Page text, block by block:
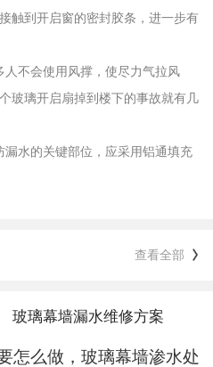
触到开启窗的密封胶条，进一步有
不会使用风撑，使尽力气拉风
玻璃开启扇掉到楼下的事故就有几
水的关键部位，应采用铝通填充
查看全部
玻璃幕墙漏水维修方案
怎么做，玻璃幕墙渗水处